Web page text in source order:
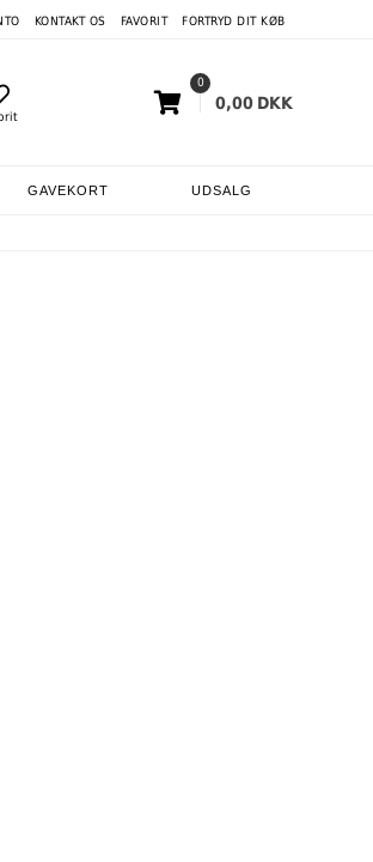
KONTAKT OS FAVORIT FORTRYD DIT KØB
0
0,00 DKK
GAVEKORT UDSALG